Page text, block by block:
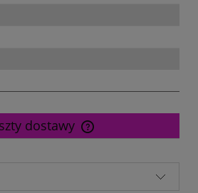
dostawy
kosztów płatności